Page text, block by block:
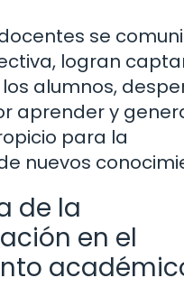
se
logran
alumnos,
aprender y
para la
nuevos
de la
en el